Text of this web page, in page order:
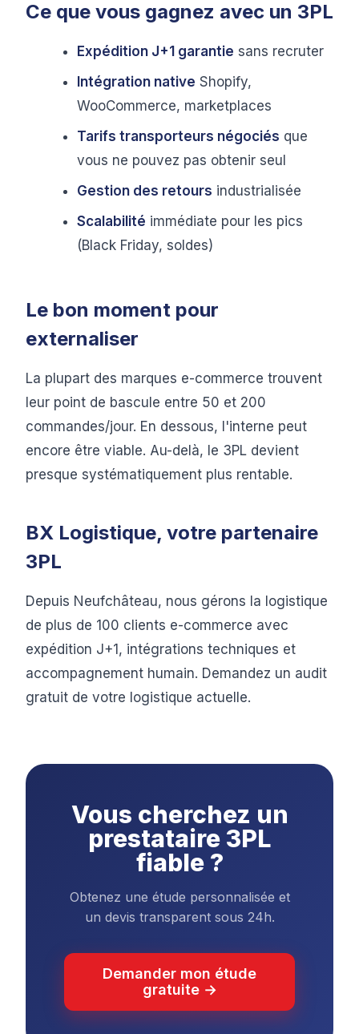
Ce que vous gagnez avec un 3PL
Expédition J+1 garantie sans recruter
Intégration native Shopify,
WooCommerce, marketplaces
Tarifs transporteurs négociés que
vous ne pouvez pas obtenir seul
Gestion des retours industrialisée
Scalabilité immédiate pour les pics
(Black Friday, soldes)
Le bon moment pour
externaliser
La plupart des marques e-commerce trouvent
leur point de bascule entre 50 et 200
commandes/jour. En dessous, l'interne peut
encore être viable. Au-delà, le 3PL devient
presque systématiquement plus rentable.
BX Logistique, votre partenaire
3PL
Depuis Neufchâteau, nous gérons la logistique
de plus de 100 clients e-commerce avec
expédition J+1, intégrations techniques et
accompagnement humain. Demandez un audit
gratuit de votre logistique actuelle.
Vous cherchez un
prestataire 3PL
fiable ?
Obtenez une étude personnalisée et
un devis transparent sous 24h.
Demander mon étude
gratuite →